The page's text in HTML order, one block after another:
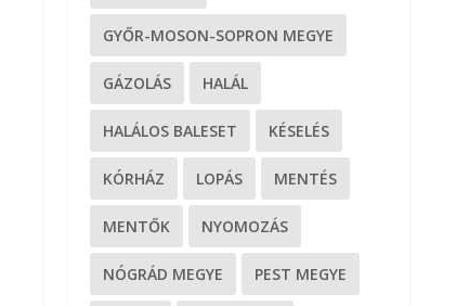
GYŐR-MOSON-SOPRON MEGYE
GÁZOLÁS HALÁL
HALÁLOS BALESET KÉSELÉS
KÓRHÁZ LOPÁS MENTÉS
MENTŐK NYOMOZÁS
NÓGRÁD MEGYE PEST MEGYE